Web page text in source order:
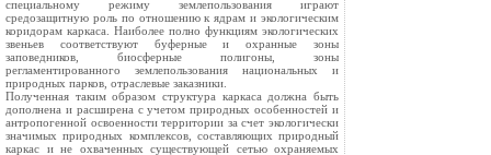
специальному режиму землепользования играют
средозащитную роль по отношению к ядрам и экологическим
коридорам каркаса. Наиболее полно функциям экологических
звеньев соответствуют буферные и охранные зоны
заповедников, биосферные полигоны, зоны
регламентированного землепользования национальных и
природных парков, отраслевые заказники.
Полученная таким образом структура каркаса должна быть
дополнена и расширена с учетом природных особенностей и
антропогенной освоенности территории за счет экологически
значимых природных комплексов, составляющих природный
каркас и не охваченных существующей сетью охраняемых